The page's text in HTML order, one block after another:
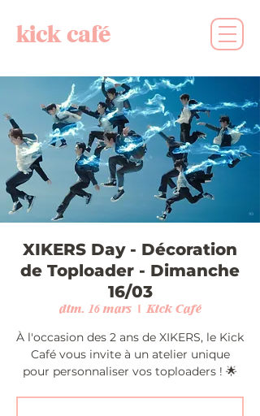
kick café
XIKERS Day - Décoration
de Toploader - Dimanche
16/03
dim. 16 mars
  |
Kick Café
À l'occasion des 2 ans de XIKERS, le Kick
Café vous invite à un atelier unique
pour personnaliser vos toploaders ! 🌟